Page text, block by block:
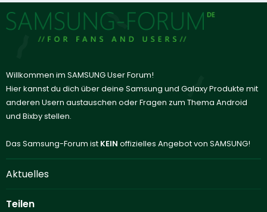
Willkommen im SAMSUNG User Forum!
Hier kannst du dich über deine Samsung und Galaxy Produkte mit
anderen Usern austauschen oder Fragen zum Thema Android
und Bixby stellen.
Das Samsung-Forum ist KEIN offizielles Angebot von SAMSUNG!
Aktuelles
Teilen